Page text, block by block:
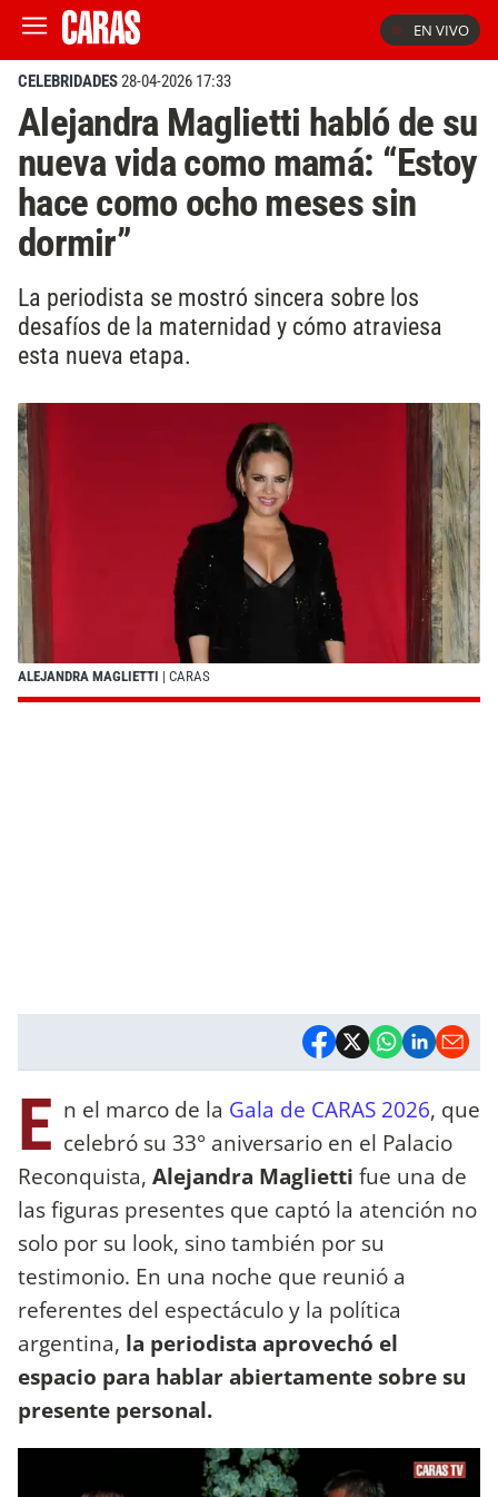
EN VIVO
CELEBRIDADES28-04-2026 17:33
Alejandra Maglietti habló de su
nueva vida como mamá: “Estoy
hace como ocho meses sin
dormir”
La periodista se mostró sincera sobre los
desafíos de la maternidad y cómo atraviesa
esta nueva etapa.
ALEJANDRA MAGLIETTI | CARAS
E n el marco de la Gala de CARAS 2026, que
celebró su 33° aniversario en el Palacio
Reconquista, Alejandra Maglietti fue una de
las figuras presentes que captó la atención no
solo por su look, sino también por su
testimonio. En una noche que reunió a
referentes del espectáculo y la política
argentina, la periodista aprovechó el
espacio para hablar abiertamente sobre su
presente personal.